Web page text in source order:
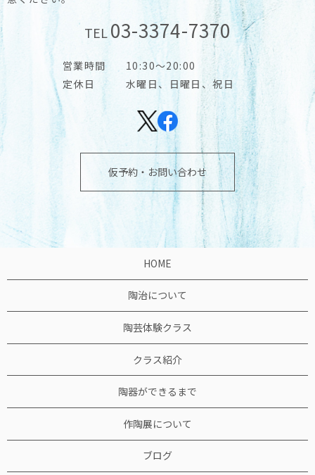
TEL03-3374-7370
営業時間
10:30～20:00
定休日
水曜日、日曜日、祝日
仮予約・お問い合わせ
HOME
陶治について
陶芸体験クラス
クラス紹介
陶器ができるまで
作陶展について
ブログ